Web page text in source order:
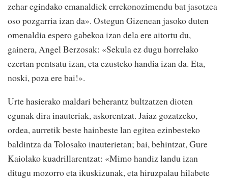
zehar egindako emanaldiek errekonozimendu bat jasotzea
oso pozgarria izan da». Ostegun Gizenean jasoko duten
omenaldia espero gabekoa izan dela ere aitortu du,
gainera, Angel Berzosak: «Sekula ez dugu horrelako
ezertan pentsatu izan, eta ezusteko handia izan da. Eta,
noski, poza ere bai!».
Urte hasierako maldari beherantz bultzatzen dioten
egunak dira inauteriak, askorentzat. Jaiaz gozatzeko,
ordea, aurretik beste hainbeste lan egitea ezinbesteko
baldintza da Tolosako inauterietan; bai, behintzat, Gure
Kaiolako kuadrillarentzat: «Mimo handiz landu izan
ditugu mozorro eta ikuskizunak, eta hiruzpalau hilabete